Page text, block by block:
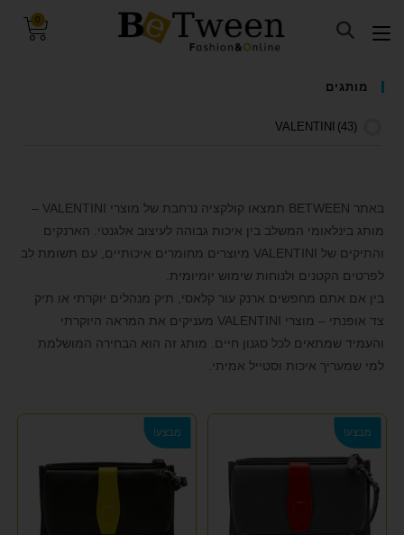
השבת את ההבזקים
zoom_out זום (הקטנה)
zoom_in זום (הגדלה)
add_circle_outline הגדלת גופן
spellcheck גופן קריא
format_underlined הוסף קו תחתון לקישורים
font_download
לאפס את כל האפשרויות
cached
0
באתר BETWEEN תמצאו קולקציה נרחבת של מוצרי VALENTINI –
מותג בינלאומי המשלב בין איכות גבוהה לעיצוב אלגנטי. הארנקים
והתיקים של VALENTINI מיוצרים מחומרים איכותיים, עם תשומת לב
לפרטים הקטנים ולנוחות שימוש יומיומית.
בין אם אתם מחפשים ארנק עור קלאסי, תיק מנהלים יוקרתי או תיק
צד אופנתי – מוצרי VALENTINI מעניקים את המראה היוקרתי
והעמיד שמתאים לכל סגנון חיים. מותג זה הוא הבחירה המושלמת
למי שמעריך איכות וסטייל אמיתי.
מבצע! מבצע!
מותגים
VALENTINI (43)